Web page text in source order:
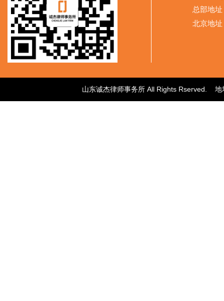
总部地
北京地
山东诚杰律师事务所 All Rights Rserved.